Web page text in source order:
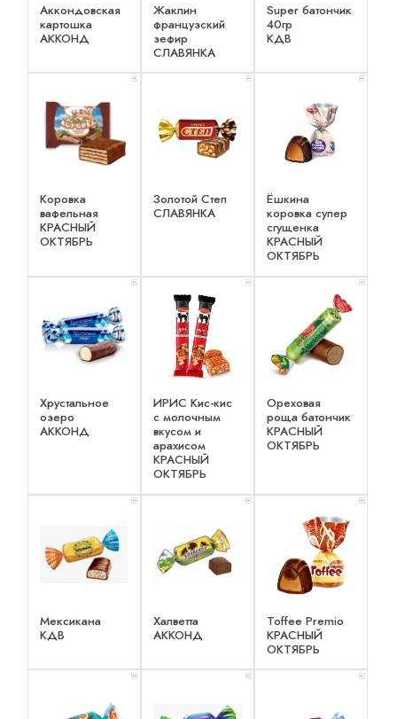
Аккондовская
картошка
АККОНД
Жаклин
французский
зефир
СЛАВЯНКА
Super батончик
40гр
КДВ
x 1
Коровка
вафельная
КРАСНЫЙ
ОКТЯБРЬ
x 1
Золотой Степ
СЛАВЯНКА
x 2
Ёшкина
коровка супер
сгущенка
КРАСНЫЙ
ОКТЯБРЬ
x 1
Хрустальное
озеро
АККОНД
x 1
ИРИС Кис-кис
с молочным
вкусом и
арахисом
КРАСНЫЙ
ОКТЯБРЬ
x 1
Ореховая
роща батончик
КРАСНЫЙ
ОКТЯБРЬ
x 2
Мексикана
КДВ
x 2
Халветта
АККОНД
x 2
Toffee Premio
КРАСНЫЙ
ОКТЯБРЬ